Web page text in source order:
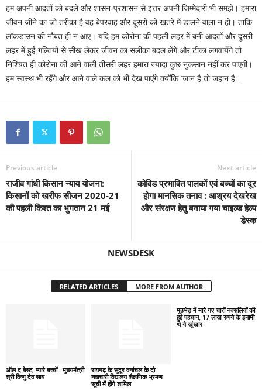
हम अपनी आदतों को बदले और शासन-प्रशासन से इत्तर अपनी जिम्मेदारी भी समझे। हमारा
जीवन जीने का जो तरीका है वह बेपरवाह और दूसरों को खतरे में डालने वाला न हो। ताकि
लॉकडाउन की नौबत ही न आए। यदि हम कोरोना की पहली लहर में बनी आदतों और दूसरी
लहर में हुई गल्तियों से सीख लेकर जीवन का सलीका बदल लेंगे और टीका लगवायेंगे तो
निश्चित ही कोरोना की आने वाली तीसरी लहर हमारा ज्यादा कुछ नुकसान नहीं कर पाएगी।
हम स्वस्थ भी रहेंगे और आने वाले कल को भी देख पाएंगे क्योंकि ‘जान है तो जहान है…
Previous article
राजीव गांधी किसान न्याय योजना:
किसानों को खरीफ सीजन 2020-21
की पहली किश्त का भुगतान 21 मई
Next article
कोविड प्रभावित पालकों एवं बच्चों का दूर
होगा मानसिक तनाव : आश्रय देखरेख
और संरक्षण हेतु बनाया गया चाइल्ड हेल्प
डेस्क
NEWSDESK
RELATED ARTICLES MORE FROM AUTHOR
ऑल द बेस्ट, प्यारे बच्चों : मुख्यमंत्री
श्री विष्णु देव साय
रायगढ़ के सुदूर वनांचल के दो
नवाचारी विद्यालय शैक्षणिक भ्रमण
सूची में होंगे शामिल
मुठभेड़ में मारे गए चारों नक्सलियों की
हुई पहचान, 17 लाख रुपये के इनामी
थे ये खूंखार